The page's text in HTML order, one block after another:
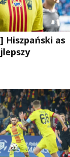
Hiszpański as